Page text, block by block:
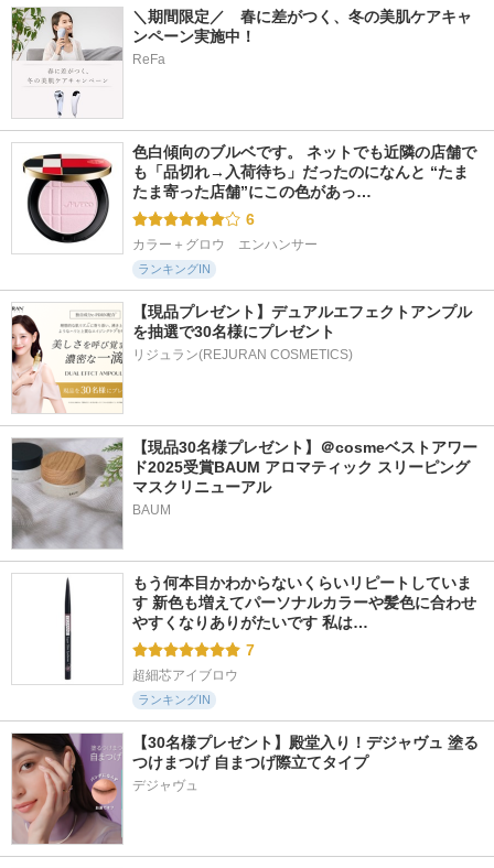
5.9
587件
RXザ・アルファア
ルブチン２ ニキビ
跡ケアセラム
COSRX(コスアールエ
ックス)
SKIN1004 TOCOBO
＼期間限定／　春に差がつく、冬の美肌ケアキャ
ンペーン実施中！
ReFa
色白傾向のブルベです。 ネットでも近隣の店舗で
も「品切れ→入荷待ち」だったのになんと “たま
たま寄った店舗”にこの色があっ…
6
カラー＋グロウ　エンハンサー
ランキングIN
【現品プレゼント】デュアルエフェクトアンプル
を抽選で30名様にプレゼント
リジュラン(REJURAN COSMETICS)
【現品30名様プレゼント】＠cosmeベストアワー
ド2025受賞BAUM アロマティック スリーピング
マスクリニューアル
BAUM
もう何本目かわからないくらいリピートしていま
す 新色も増えてパーソナルカラーや髪色に合わせ
やすくなりありがたいです 私は…
7
超細芯アイブロウ
ランキングIN
【30名様プレゼント】殿堂入り！デジャヴュ 塗る
つけまつげ 自まつげ際立てタイプ
デジャヴュ